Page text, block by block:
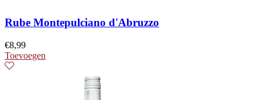
Rube Montepulciano d'Abruzzo
€8,99
Toevoegen